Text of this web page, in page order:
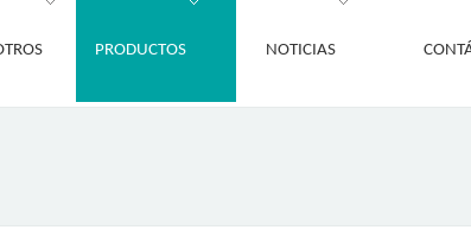
PRODUCTOS NOTICIAS